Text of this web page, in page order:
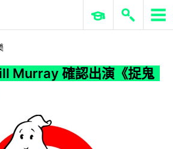
ERP 與商業 AI
Murray 確認出演《捉鬼